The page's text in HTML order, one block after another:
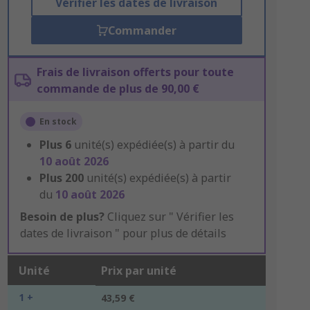
Commander
Frais de livraison offerts pour toute
commande de plus de 90,00 €
En stock
Plus 6 unité(s) expédiée(s) à partir du
10 août 2026
Plus 200 unité(s) expédiée(s) à partir
du 10 août 2026
Besoin de plus? Cliquez sur " Vérifier les
dates de livraison " pour plus de détails
Unité Prix par unité
1 + 43,59 €